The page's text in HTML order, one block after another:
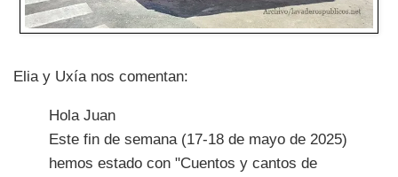
Elia y Uxía nos comentan:
Hola Juan
Este fin de semana (17-18 de mayo de 2025)
hemos estado con "Cuentos y cantos de